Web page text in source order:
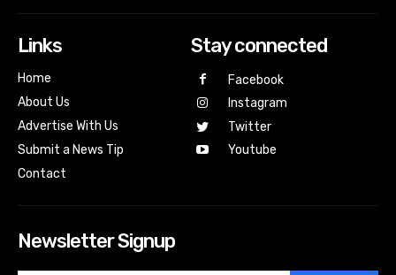
Links
Home
About Us
Advertise With Us
Submit a News Tip
Contact
Stay connected
Facebook
Instagram
Twitter
Youtube
Newsletter Signup